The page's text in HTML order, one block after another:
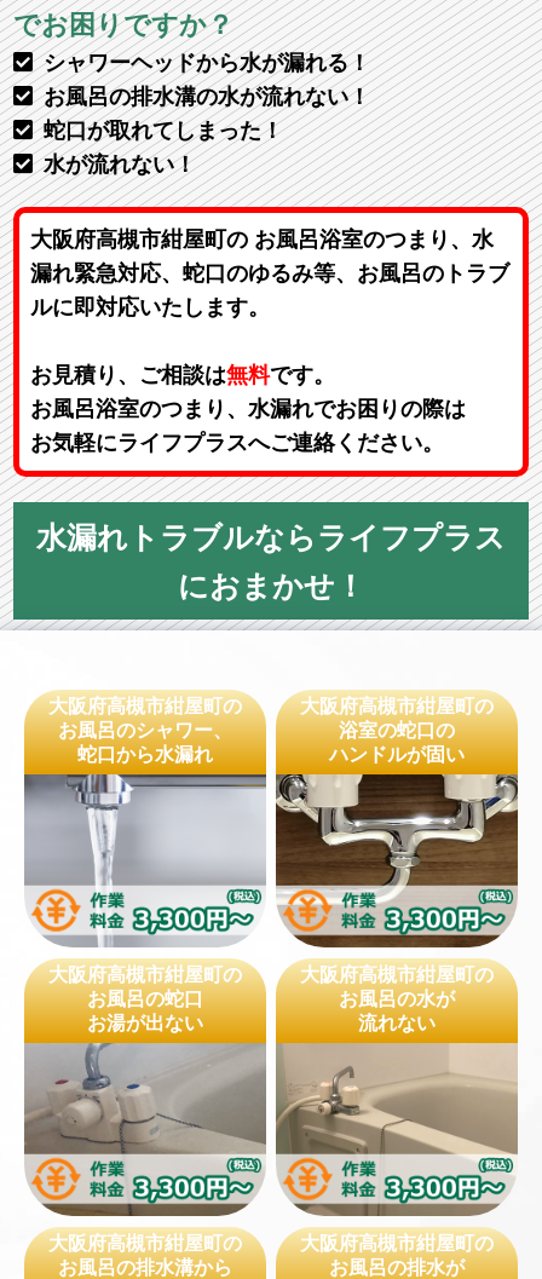
でお困りですか？
シャワーヘッドから水が漏れる！
お風呂の排水溝の水が流れない！
蛇口が取れてしまった！
水が流れない！
大阪府高槻市紺屋町の お風呂浴室のつまり、水
漏れ緊急対応、蛇口のゆるみ等、お風呂のトラブ
ルに即対応いたします。
お見積り、ご相談は無料です。
お風呂浴室のつまり、水漏れでお困りの際は
お気軽にライフプラスへご連絡ください。
水漏れトラブルならライフプラス
におまかせ！
大阪府高槻市紺屋町の
お風呂のシャワー、
蛇口から水漏れ
大阪府高槻市紺屋町の
浴室の蛇口の
ハンドルが固い
大阪府高槻市紺屋町の
お風呂の蛇口
お湯が出ない
大阪府高槻市紺屋町の
お風呂の水が
流れない
大阪府高槻市紺屋町の
お風呂の排水溝から
大阪府高槻市紺屋町の
お風呂の排水が